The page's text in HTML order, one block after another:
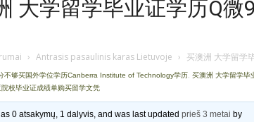
大学留学毕业证学历Q微
› Antrasis pasaulinis karas Lietuvoje › 买澳洲 大学留学
不够买国外学位学历Canberra Institute of Technology学历 买澳洲 大学留学毕
校毕业证成绩单购买留学文凭
0 atsakymų, 1 dalyvis, and was last updatedprieš 3 metai by